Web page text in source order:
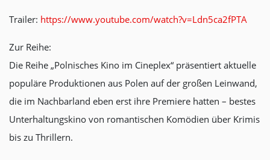
Trailer: https://www.youtube.com/watch?v=Ldn5ca2fPTA
Zur Reihe:
Die Reihe „Polnisches Kino im Cineplex“ präsentiert aktuelle
populäre Produktionen aus Polen auf der großen Leinwand,
die im Nachbarland eben erst ihre Premiere hatten – bestes
Unterhaltungskino von romantischen Komödien über Krimis
bis zu Thrillern.